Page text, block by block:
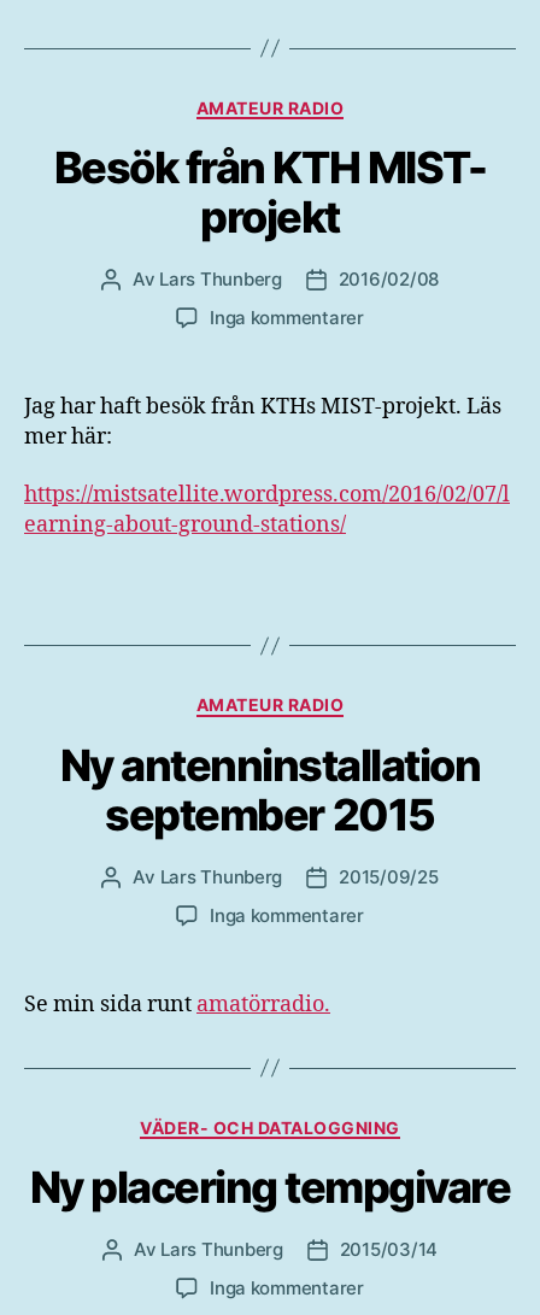
Kategorier
AMATEUR RADIO
Besök från KTH MIST-
projekt
Inläggsförfattare
Av Lars Thunberg Inläggsdatum
2016/02/08
Inga kommentarertill
KTH
MIST-
Jag har haft besök från KTHs MIST-projekt. Läs
mer här:
https://mistsatellite.wordpress.com/2016/02/07/l
earning-about-ground-stations/
Kategorier
AMATEUR RADIO
Ny antenninstallation
september 2015
Inläggsförfattare
Av Lars Thunberg Inläggsdatum
2015/09/25
Inga kommentarertill
Se min sida runt amatörradio.
Kategorier
VÄDER- OCH DATALOGGNING
Ny placering tempgivare
Inläggsförfattare
Av Lars Thunberg Inläggsdatum
2015/03/14
Inga kommentarertill